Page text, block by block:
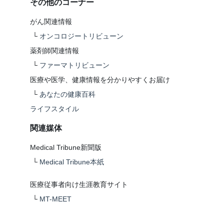
その他のコーナー
がん関連情報
└ オンコロジートリビューン
薬剤師関連情報
└ ファーマトリビューン
医療や医学、健康情報を分かりやすくお届け
└ あなたの健康百科
ライフスタイル
関連媒体
Medical Tribune新聞版
└ Medical Tribune本紙
医療従事者向け生涯教育サイト
└ MT-MEET